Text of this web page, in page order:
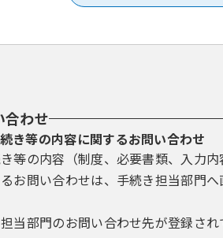
届出等の手続を行う場合、電子的な署
子証明書を取得して、申請・届出等のデ
境の準備、電子証明書のインストール
明書を厳重に管理するものとし、漏え
口）に対して速やかに必要な手続を行うこ
により申請・届出等の手続が行われたも
合わせ
き等の内容に関するお問い合わせ
等の内容（制度、必要書類、入力内
お問い合わせは、手続き担当部門
当部門のお問い合わせ先が登録さ